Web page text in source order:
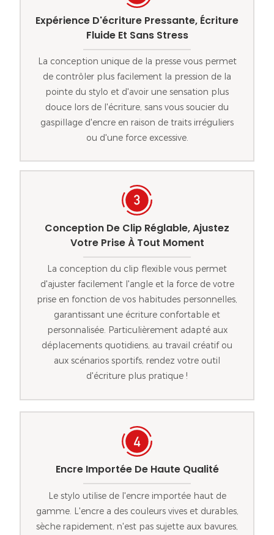
Expérience D'écriture Pressante, Écriture
Fluide Et Sans Stress
La conception unique de la presse vous permet
de contrôler plus facilement la pression de la
pointe du stylo et d'avoir une sensation plus
douce lors de l'écriture, sans vous soucier du
gaspillage d'encre en raison de traits irréguliers
ou d'une force excessive.
Conception De Clip Réglable, Ajustez
Votre Prise À Tout Moment
La conception du clip flexible vous permet
d'ajuster facilement l'angle et la force de votre
prise en fonction de vos habitudes personnelles,
garantissant une écriture confortable et
personnalisée. Particulièrement adapté aux
déplacements quotidiens, au travail créatif ou
aux scénarios sportifs, rendez votre outil
d'écriture plus pratique !
Encre Importée De Haute Qualité
Le stylo utilise de l'encre importée haut de
gamme. L'encre a des couleurs vives et durables,
sèche rapidement, n'est pas sujette aux bavures,